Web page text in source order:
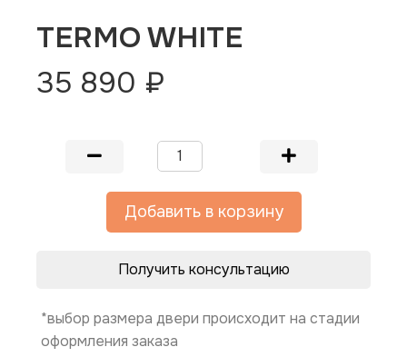
TERMO WHITE
35 890 ₽
Добавить в корзину
Получить консультацию
*выбор размера двери происходит на стадии
оформления заказа